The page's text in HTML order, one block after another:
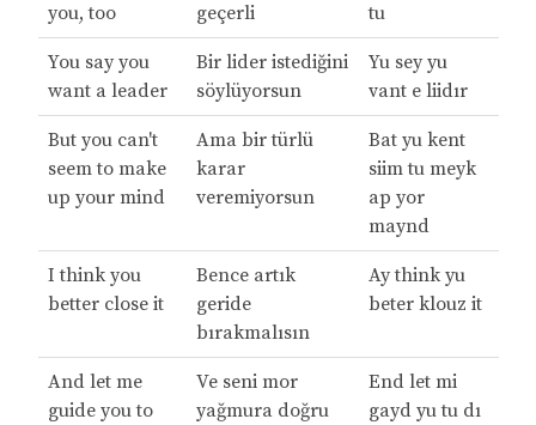
you, too
geçerli
tu
You say you
want a leader
Bir lider istediğini
söylüyorsun
Yu sey yu
vant e liidır
But you can't
seem to make
up your mind
Ama bir türlü
karar
veremiyorsun
Bat yu kent
siim tu meyk
ap yor
maynd
I think you
better close it
Bence artık
geride
bırakmalısın
Ay think yu
beter klouz it
And let me
guide you to
Ve seni mor
yağmura doğru
End let mi
gayd yu tu dı